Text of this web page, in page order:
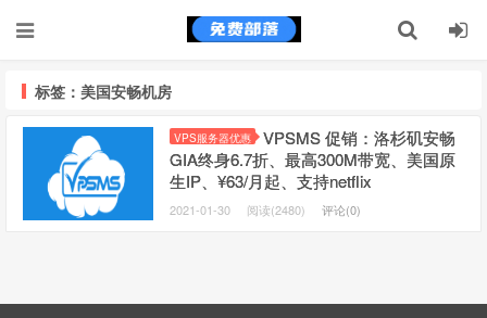
标签：美国安畅机房
VPS服务器优惠
VPSMS 促销：洛杉矶安畅
GIA终身6.7折、最高300M带宽、美国原
生IP、¥63/月起、支持netflix
2021-01-30 阅读(2480) 评论(0)